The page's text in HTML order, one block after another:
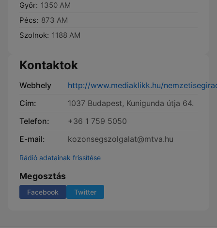
Győr: 1350 AM
Pécs: 873 AM
Szolnok: 1188 AM
Kontaktok
Webhely
http://www.mediaklikk.hu/
Cím:
1037 Budapest, Kunigunda útja 64.
Telefon:
+36 1 759 5050
E-mail:
kozonsegszolgalat@mtva.hu
Rádió adatainak frissítése
Megosztás
Facebook Twitter